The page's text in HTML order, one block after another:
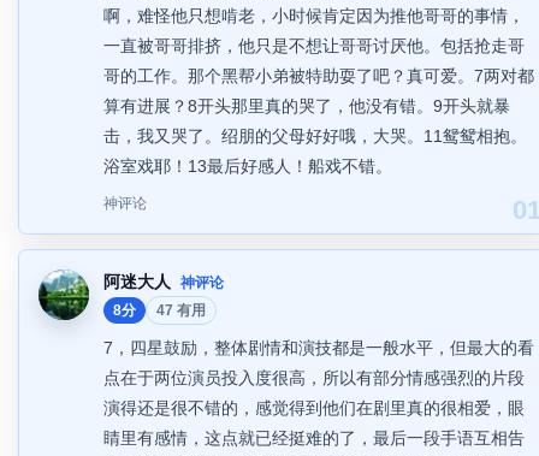
啊，难怪他只想啃老，小时候肯定因为推他哥哥的事情，
一直被哥哥排挤，他只是不想让哥哥讨厌他。包括抢走哥
哥的工作。那个黑帮小弟被特助耍了吧？真可爱。7两对都
算有进展？8开头那里真的哭了，他没有错。9开头就暴
击，我又哭了。绍朋的父母好好哦，大哭。11鸳鸳相抱。
浴室戏耶！13最后好感人！船戏不错。
神评论
阿迷大人
神评论
8分
47 有用
7，四星鼓励，整体剧情和演技都是一般水平，但最大的看
点在于两位演员投入度很高，所以有部分情感强烈的片段
演得还是很不错的，感觉得到他们在剧里真的很相爱，眼
睛里有感情，这点就已经挺难的了，最后一段手语互相告